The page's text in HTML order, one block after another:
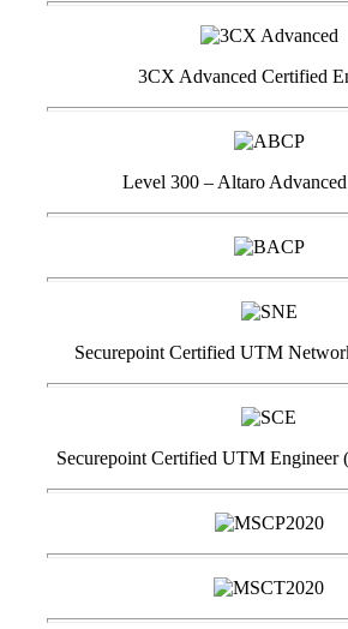
3CX Advanced Certified
Level 300 – Altaro
Securepoint Certified UTM
Securepoint Certified UTM Engineer